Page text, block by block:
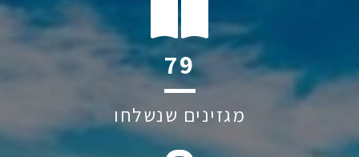
112
מגזינים שנשלחו